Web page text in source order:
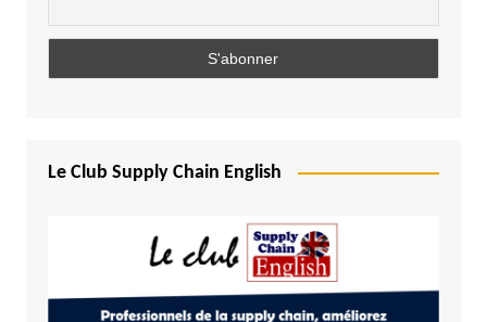
Le Club Supply Chain English